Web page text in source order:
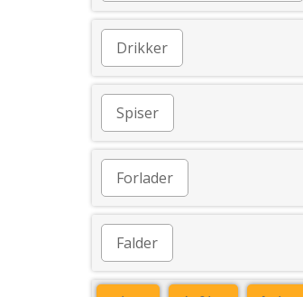
Drikker
Spiser
Forlader
Falder